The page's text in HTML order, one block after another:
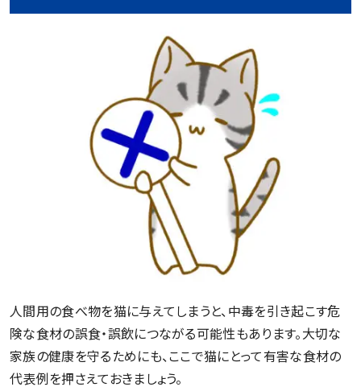
人間用の食べ物を猫に与えてしまうと、中毒を引き起こす危
険な食材の誤食・誤飲につながる可能性もあります。大切な
家族の健康を守るためにも、ここで猫にとって有害な食材の
代表例を押さえておきましょう。